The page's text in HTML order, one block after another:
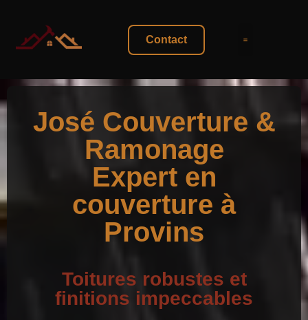
Contact
José Couverture &
Ramonage
Expert en
couverture à
Provins
Toitures robustes et
finitions impeccables